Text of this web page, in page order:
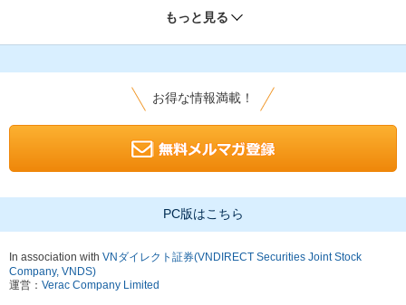
もっと見る
お得な情報満載！
PC版はこちら
In association with VNダイレクト証券(VNDIRECT Securities Joint Stock
Company, VNDS)
運営： Verac Company Limited